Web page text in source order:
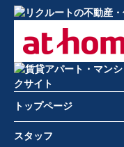
トップページ
スタッフ